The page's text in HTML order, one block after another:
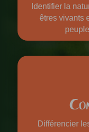
Identifier la
êtres vivants
Différencier